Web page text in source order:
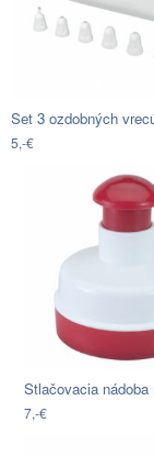
5,-€
7,-€